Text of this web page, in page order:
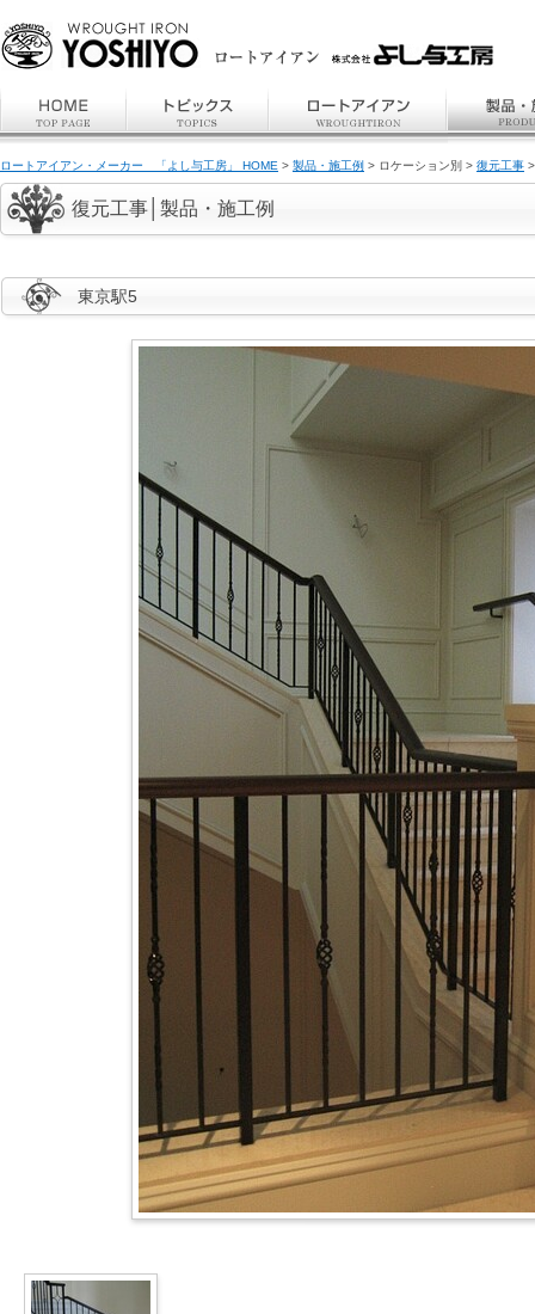
ロートアイアン・メーカー 「よし与工房」 HOME > 製品・施工例 > ロケーション別 > 復元工事
復元工事│製品・施工例
東京駅5